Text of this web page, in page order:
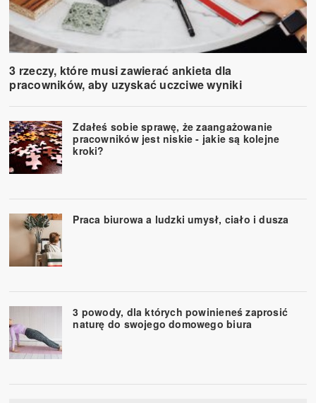
3 rzeczy, które musi zawierać ankieta dla
pracowników, aby uzyskać uczciwe wyniki
Zdałeś sobie sprawę, że zaangażowanie
pracowników jest niskie - jakie są kolejne
kroki?
Praca biurowa a ludzki umysł, ciało i dusza
3 powody, dla których powinieneś zaprosić
naturę do swojego domowego biura